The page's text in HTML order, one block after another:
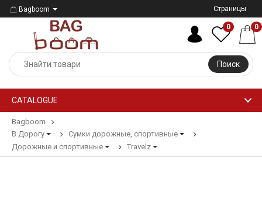
Bagboom Страницы
Поиск
0 0
CATALOGUE
Bagboom
В Дорогу
Сумки дорожные, спортивные
Дорожные и спортивные
Travelz